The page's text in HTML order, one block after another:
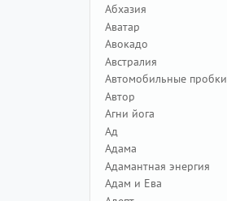
Абхазия
Аватар
Авокадо
Австралия
Автомобильные пробки
Автор
Агни йога
Ад
Адама
Адамантная энергия
Адам и Ева